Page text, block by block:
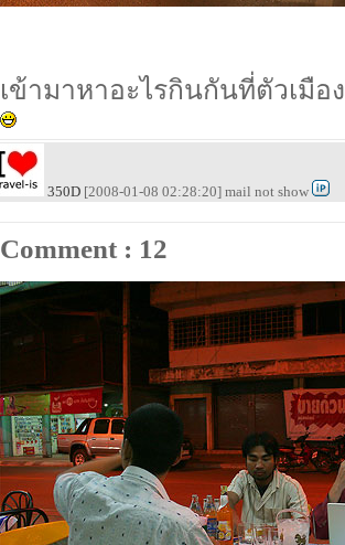
เข้ามาหาอะไรกินกันที่ตัวเมื
350D [2008-01-08 02:28:20] mail not show
Comment : 12